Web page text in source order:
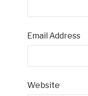
Email Address
Website